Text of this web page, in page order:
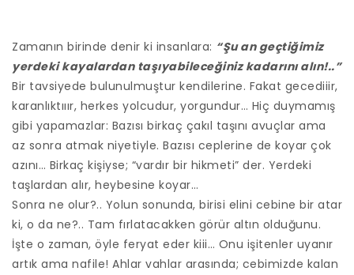
Zamanın birinde denir ki insanlara: “Şu an geçtiğimiz
yerdeki kayalardan taşıyabileceğiniz kadarını alın!..”
Bir tavsiyede bulunulmuştur kendilerine. Fakat gecediiir,
karanlıktııır, herkes yolcudur, yorgundur… Hiç duymamış
gibi yapamazlar: Bazısı birkaç çakıl taşını avuçlar ama
az sonra atmak niyetiyle. Bazısı ceplerine de koyar çok
azını… Birkaç kişiyse; “vardır bir hikmeti” der. Yerdeki
taşlardan alır, heybesine koyar…
Sonra ne olur?.. Yolun sonunda, birisi elini cebine bir atar
ki, o da ne?.. Tam fırlatacakken görür altın olduğunu.
İşte o zaman, öyle feryat eder kiii… Onu işitenler uyanır
artık ama nafile! Ahlar vahlar arasında; cebimizde kalan